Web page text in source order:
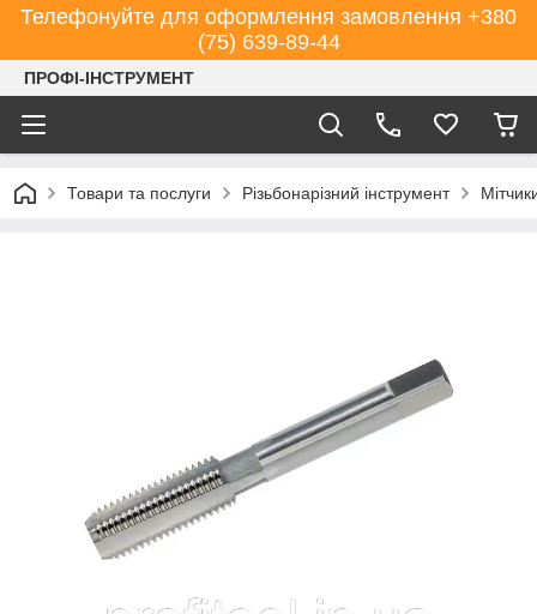
Телефонуйте для оформлення замовлення +380
(75) 639-89-44
ПРОФІ-ІНСТРУМЕНТ
Товари та послуги Різьбонарізний інструмент